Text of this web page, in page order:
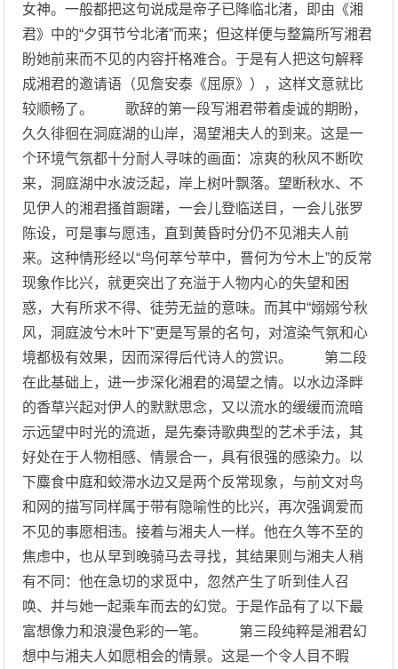
女神。一般都把这句说成是帝子已降临北渚，即由《湘
君》中的“夕弭节兮北渚”而来；但这样便与整篇所写湘君
盼她前来而不见的内容扞格难合。于是有人把这句解释
成湘君的邀请语（见詹安泰《屈原》），这样文意就比
较顺畅了。 歌辞的第一段写湘君带着虔诚的期盼，
久久徘徊在洞庭湖的山岸，渴望湘夫人的到来。这是一
个环境气氛都十分耐人寻味的画面：凉爽的秋风不断吹
来，洞庭湖中水波泛起，岸上树叶飘落。望断秋水、不
见伊人的湘君搔首蹰躇，一会儿登临送目，一会儿张罗
陈设，可是事与愿违，直到黄昏时分仍不见湘夫人前
来。这种情形经以“鸟何萃兮苹中，罾何为兮木上”的反常
现象作比兴，就更突出了充溢于人物内心的失望和困
惑，大有所求不得、徒劳无益的意味。而其中“嫋嫋兮秋
风，洞庭波兮木叶下”更是写景的名句，对渲染气氛和心
境都极有效果，因而深得后代诗人的赏识。 第二段
在此基础上，进一步深化湘君的渴望之情。以水边泽畔
的香草兴起对伊人的默默思念，又以流水的缓缓而流暗
示远望中时光的流逝，是先秦诗歌典型的艺术手法，其
好处在于人物相感、情景合一，具有很强的感染力。以
下麋食中庭和蛟滞水边又是两个反常现象，与前文对鸟
和网的描写同样属于带有隐喻性的比兴，再次强调爱而
不见的事愿相违。接着与湘夫人一样。他在久等不至的
焦虑中，也从早到晚骑马去寻找，其结果则与湘夫人稍
有不同：他在急切的求觅中，忽然产生了听到佳人召
唤、并与她一起乘车而去的幻觉。于是作品有了以下最
富想像力和浪漫色彩的一笔。 第三段纯粹是湘君幻
想中与湘夫人如愿相会的情景。这是一个令人目不暇